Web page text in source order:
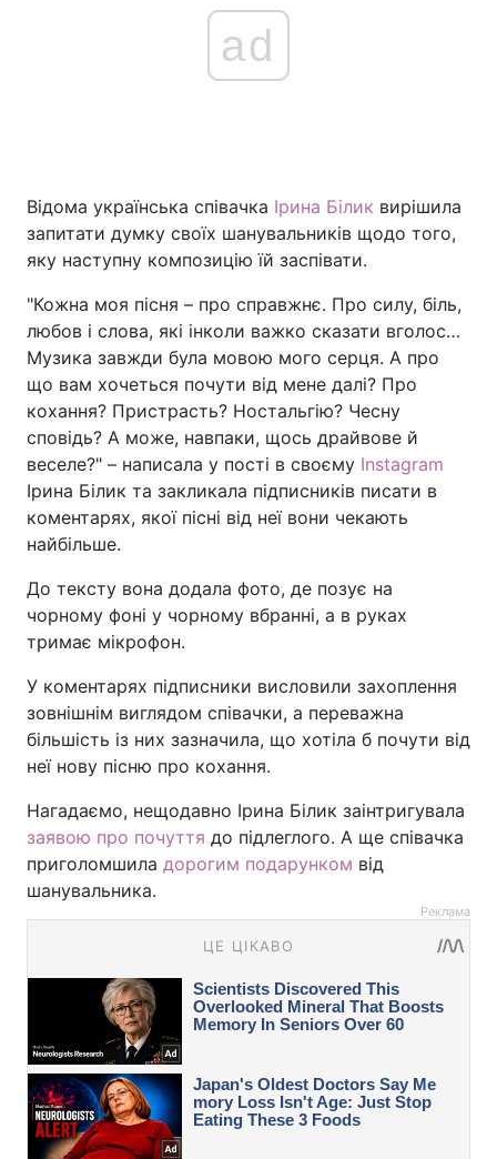
ad
Відома українська співачка Ірина Білик вирішила
запитати думку своїх шанувальників щодо того,
яку наступну композицію їй заспівати.
"Кожна моя пісня – про справжнє. Про силу, біль,
любов і слова, які інколи важко сказати вголос…
Музика завжди була мовою мого серця. А про
що вам хочеться почути від мене далі? Про
кохання? Пристрасть? Ностальгію? Чесну
сповідь? А може, навпаки, щось драйвове й
веселе?" – написала у пості в своєму Instagram
Ірина Білик та закликала підписників писати в
коментарях, якої пісні від неї вони чекають
найбільше.
До тексту вона додала фото, де позує на
чорному фоні у чорному вбранні, а в руках
тримає мікрофон.
У коментарях підписники висловили захоплення
зовнішнім виглядом співачки, а переважна
більшість із них зазначила, що хотіла б почути від
неї нову пісню про кохання.
Нагадаємо, нещодавно Ірина Білик заінтригувала
заявою про почуття до підлеглого. А ще співачка
приголомшила дорогим подарунком від
шанувальника.
Реклама